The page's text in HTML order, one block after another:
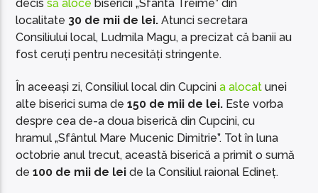
decissă aloce bisericii „Sfânta Treime” din
localitate 30 de mii de lei. Atunci secretara
Consiliului local, Ludmila Magu, a precizat că banii au
fost ceruți pentru necesități stringente.
În aceeași zi, Consiliul local din Cupcinia alocat unei
alte biserici suma de150 de mii de lei. Este vorba
despre cea de-a doua biserică din Cupcini, cu
hramul „Sfântul Mare Mucenic Dimitrie”. Tot în luna
octobrie anul trecut, această biserică a primit o sumă
de100 de mii de leide la Consiliul raional Edineț.